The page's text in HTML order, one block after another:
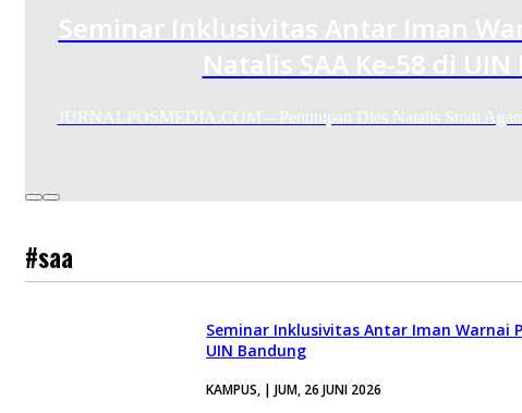
Seminar Inklusivitas Antar Iman
Natalis SAA Ke-58 di
JURNALPOSMEDIA.COM – Penutupan Dies Natalis Studi
#saa
Seminar Inklusivitas Antar Iman Warnai
UIN Bandung
KAMPUS, | JUM, 26 JUNI 2026